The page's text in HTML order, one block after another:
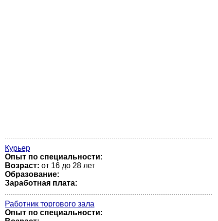
Курьер
Опыт по специальности:
Возраст: от 16 до 28 лет
Образование:
Заработная плата:
Работник торгового зала
Опыт по специальности: